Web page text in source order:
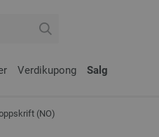
Verdikupong Salg
(NO)